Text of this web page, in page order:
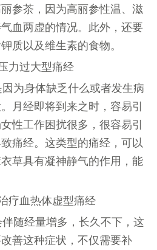
参茶，因为高丽参性温、滋
血两虚的情况。此外，还要
质以及维生素的食物。
力过大型痛经
为身体缺乏什么或者发生病
月经即将到来之时，容易引
性工作困扰很多，很容易引
痛经。这类型的痛经，可以
草具有凝神静气的作用，能
疗血热体虚型痛经
随经量增多，长久不下，这
善这种症状，不仅需要补